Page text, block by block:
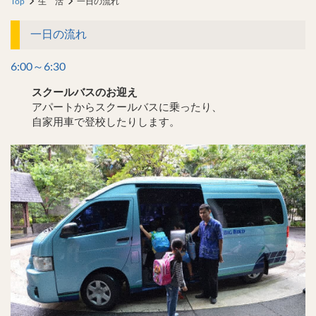
一日の流れ
6:00～6:30
スクールバスのお迎え
アパートからスクールバスに乗ったり、
自家用車で登校したりします。